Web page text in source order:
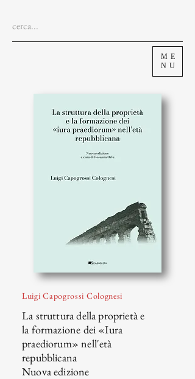
ME
NU
Luigi Capogrossi Colognesi
La struttura della proprietà e
la formazione dei «Iura
praediorum» nell'età
repubblicana
Nuova edizione